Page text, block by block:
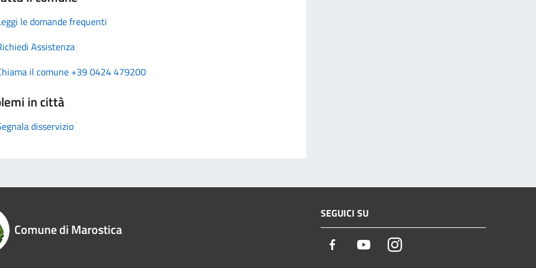
le domande frequenti
Assistenza
il comune +39 0424 479200
in città
disservizio
Comune di Marostica
SEGUICI SU
Facebook YoutubeInstagram